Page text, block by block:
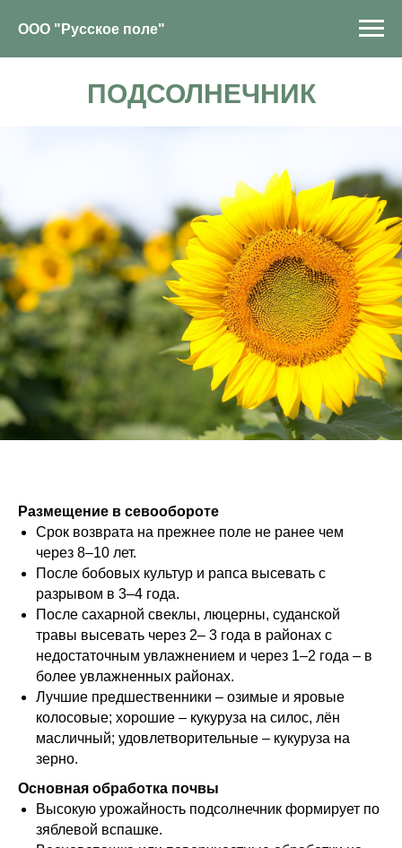
ООО "Русское поле"
ПОДСОЛНЕЧНИК
Размещение в севообороте
Срок возврата на прежнее поле не ранее чем
через 8–10 лет.
После бобовых культур и рапса высевать с
разрывом в 3–4 года.
После сахарной свеклы, люцерны, суданской
травы высевать через 2– 3 года в районах с
недостаточным увлажнением и через 1–2 года – в
более увлажненных районах.
Лучшие предшественники – озимые и яровые
колосовые; хорошие – кукуруза на силос, лён
масличный; удовлетворительные – кукуруза на
зерно.
Основная обработка почвы
Высокую урожайность подсолнечник формирует по
зяблевой вспашке.